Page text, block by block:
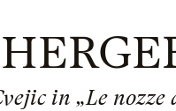
in „Le nozze